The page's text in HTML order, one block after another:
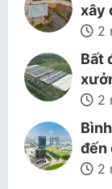
xây
2
Bất
2
đến
2